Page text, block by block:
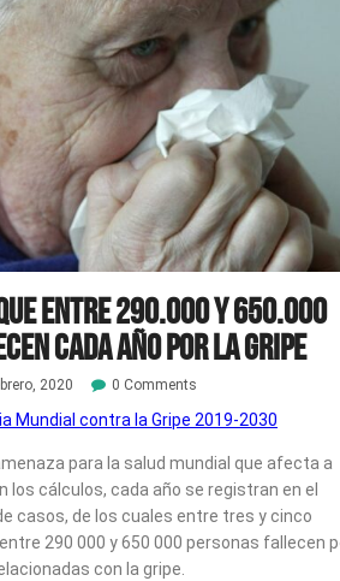
entre 290.000 y 650.000
cada año por la gripe
2020 0 Comments
Mundial contra la Gripe 2019-2030
para la salud mundial que afecta a
los cálculos, cada año se registran en el
casos, de los cuales entre tres y cinco
290 000 y 650 000 personas fallecen
con la gripe.